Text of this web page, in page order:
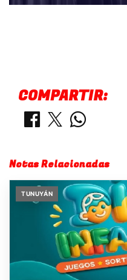
COMPARTIR:
Notas Relacionadas
TUNUYÁN